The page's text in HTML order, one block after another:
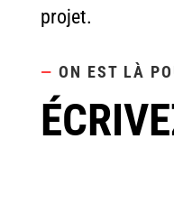
projet.
— ON EST LÀ